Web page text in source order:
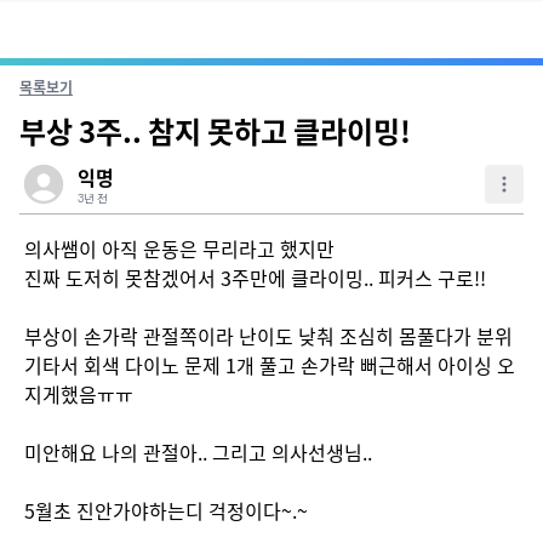
목록보기
부상 3주.. 참지 못하고 클라이밍!
익명
3년 전
의사쌤이 아직 운동은 무리라고 했지만
진짜 도저히 못참겠어서 3주만에 클라이밍.. 피커스 구로!!
부상이 손가락 관절쪽이라 난이도 낮춰 조심히 몸풀다가 분위
기타서 회색 다이노 문제 1개 풀고 손가락 뻐근해서 아이싱 오
지게했음ㅠㅠ
미안해요 나의 관절아.. 그리고 의사선생님..
5월초 진안가야하는디 걱정이다~.~